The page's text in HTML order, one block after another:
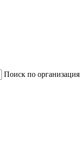
Поиск по